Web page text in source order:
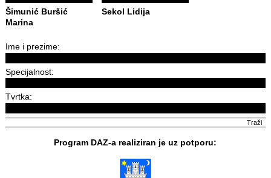
Šimunić Buršić
Marina
Sekol Lidija
Ime i prezime:
Specijalnost:
Tvrtka:
Program DAZ-a realiziran je uz potporu: